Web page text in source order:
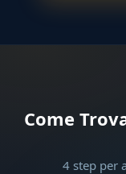
Come
4 step per